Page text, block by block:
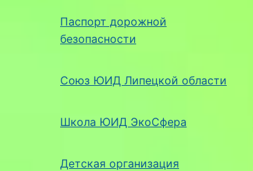
Паспорт дорожной
безопасности
Союз ЮИД Липецкой области
Школа ЮИД ЭкоСфера
Детская организация